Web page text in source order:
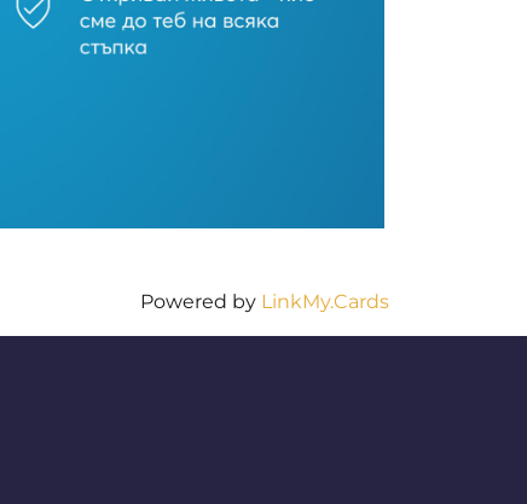
Powered by LinkMy.Cards